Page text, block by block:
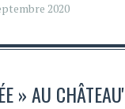
2020
» AU CHÂTEAU'